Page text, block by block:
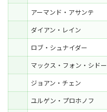
アーマンド・アサンテ
ダイアン・レイン
ロブ・シュナイダー
マックス・フォン・シドー
ジョアン・チェン
ユルゲン・プロホノフ